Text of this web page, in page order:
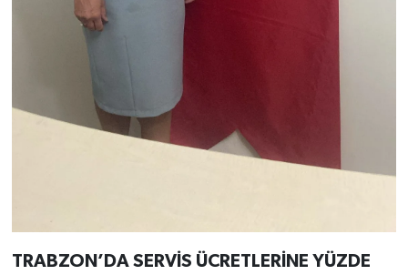
TRABZON’DA SERVİS ÜCRETLERİNE YÜZDE